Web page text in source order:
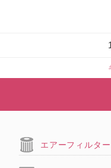
エアーフィルタ